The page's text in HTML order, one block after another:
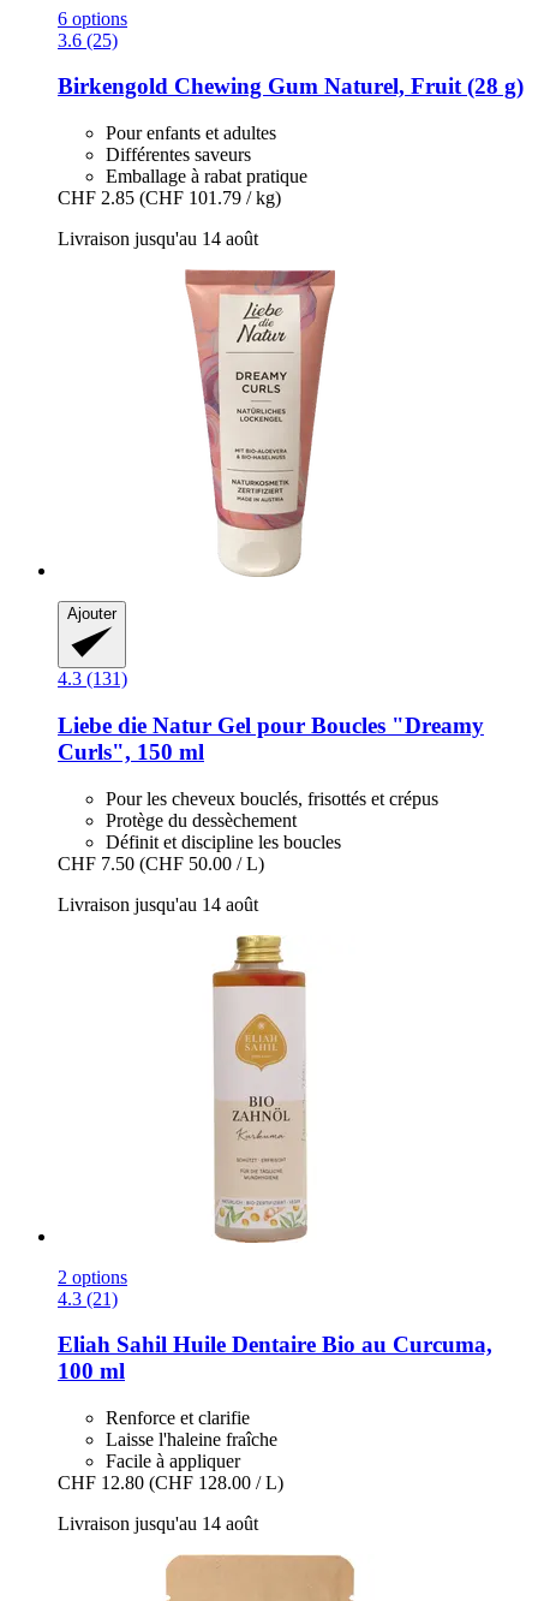
6 options
3.6 (25)
Birkengold Chewing Gum Naturel, Fruit (28 g)
Pour enfants et adultes
Différentes saveurs
Emballage à rabat pratique
CHF 2.85 (CHF 101.79 / kg)
Livraison jusqu'au 14 août
Ajouter
4.3 (131)
Liebe die Natur Gel pour Boucles "Dreamy
Curls", 150 ml
Pour les cheveux bouclés, frisottés et crépus
Protège du dessèchement
Définit et discipline les boucles
CHF 7.50 (CHF 50.00 / L)
Livraison jusqu'au 14 août
2 options
4.3 (21)
Eliah Sahil Huile Dentaire Bio au Curcuma,
100 ml
Renforce et clarifie
Laisse l'haleine fraîche
Facile à appliquer
CHF 12.80 (CHF 128.00 / L)
Livraison jusqu'au 14 août